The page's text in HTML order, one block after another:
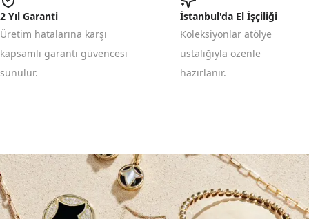
2 Yıl Garanti
Üretim hatalarına karşı
kapsamlı garanti güvencesi
sunulur.
İstanbul'da El İşçiliği
Koleksiyonlar atölye
ustalığıyla özenle
hazırlanır.